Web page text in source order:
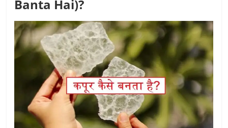
Banta Hai)?